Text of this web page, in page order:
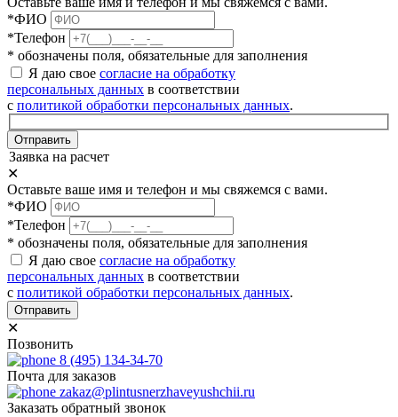
*ФИО
*Телефон
* обозначены поля, обязательные для заполнения
Я даю свое согласие на обработку
персональных данных в соответствии
с политикой обработки персональных данных.
Отправить
Заявка на расчет
✕
Оставьте ваше имя и телефон и мы свяжемся с вами.
*ФИО
*Телефон
* обозначены поля, обязательные для заполнения
Я даю свое согласие на обработку
персональных данных в соответствии
с политикой обработки персональных данных.
Отправить
✕
Позвонить
8 (495) 134-34-70
Почта для заказов
zakaz@plintusnerzhaveyushchii.ru
Заказать обратный звонок